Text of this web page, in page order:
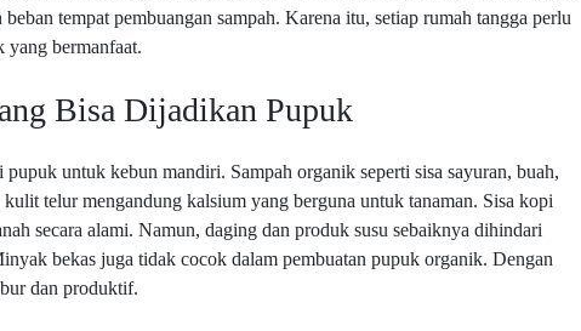
tempat pembuangan sampah. Karena itu, setiap rumah tangga perlu
yang bermanfaat.
Bisa Dijadikan Pupuk
pupuk untuk kebun mandiri. Sampah organik seperti sisa sayuran, buah,
telur mengandung kalsium yang berguna untuk tanaman. Sisa kopi
secara alami. Namun, daging dan produk susu sebaiknya dihindari
bekas juga tidak cocok dalam pembuatan pupuk organik. Dengan
dan produktif.